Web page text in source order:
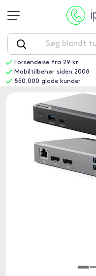
Forsendelse fra 29 kr.
Mobiltilbehør siden 2008
850.000 glade kunder